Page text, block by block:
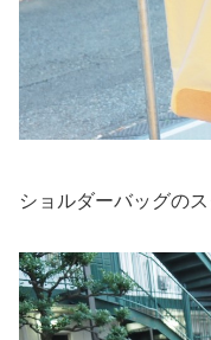
ショルダーバッグの